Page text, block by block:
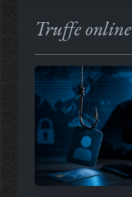
Truffe online